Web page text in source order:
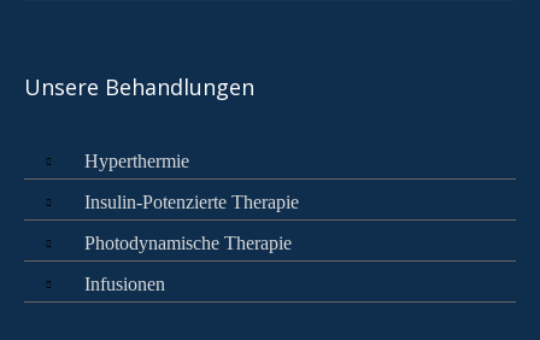
Unsere Behandlungen
Hyperthermie
Insulin-Potenzierte Therapie
Photodynamische Therapie
Infusionen